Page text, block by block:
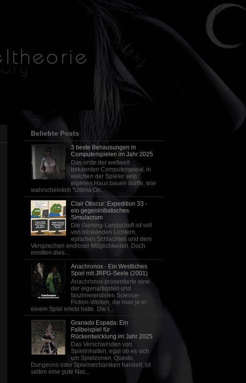
Beliebte Posts
3 beste Behausungen in
Computerspielen im Jahr 2025
Das erste der weltweit
bekannten Computerspiele, in
welchen der Spieler sein
eigenes Haus bauen durfte, war
wahrscheinlich "Ultima On...
Clair Obscur: Expedition 33 -
ein gegeninitiatisches
Simulacrum
Die Gaming-Landschaft ist voll
von blinkenden Lichtern,
epischen Schlachten und dem
Versprechen endloser Möglichkeiten. Doch
inmitten dies...
Anachronox - Ein Westliches
Spiel mit JRPG-Seele (2001)
Anachronox präsentierte eine
der eigenartigsten und
faszinierendsten Science-
Fiction-Welten, die man je in
einem Spiel erlebt hatte. Die t...
Granado Espada: Ein
Fallbeispiel für
Rückentwicklung im Jahr 2025
Das Verschwinden von
Spielinhalten, egal ob es sich
um Spielzonen, Quests,
Dungeons oder Spielmechaniken handelt, ist
selten eine gute Nac...